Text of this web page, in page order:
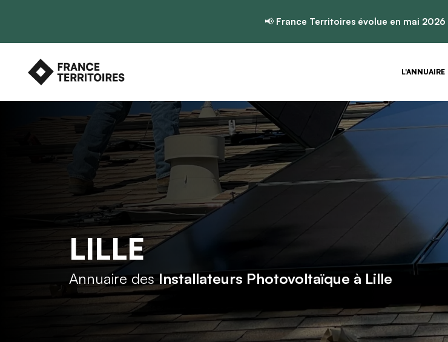
📢 France Territoires évolue en mai 2026
L'ANNUAIRE
LILLE
Annuaire des Installateurs Photovoltaïque à Lille